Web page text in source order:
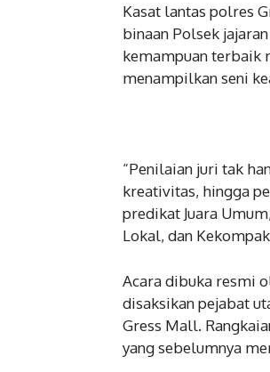
Kasat lantas polres
binaan Polsek
kemampuan terbaik
menampilkan seni
“Penilaian juri tak
kreativitas, hingga
predikat Juara
Lokal, dan
Acara dibuka resmi
disaksikan pejabat
Gress Mall.
yang sebelumnya